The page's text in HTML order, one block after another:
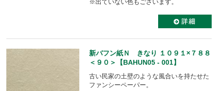
※出ていない色もございます。
新バフン紙Ｎ きなり １０９１×７８８
＜９０＞【BAHUN05 - 001】
古い民家の土壁のような風合いを持たせた
ファンシーペーパー。